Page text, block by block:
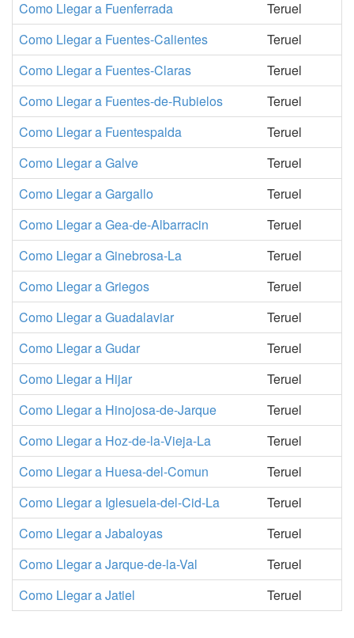
Como Llegar a Fuenferrada
Teruel
Como Llegar a Fuentes-Calientes
Teruel
Como Llegar a Fuentes-Claras
Teruel
Como Llegar a Fuentes-de-Rubielos
Teruel
Como Llegar a Fuentespalda
Teruel
Como Llegar a Galve
Teruel
Como Llegar a Gargallo
Teruel
Como Llegar a Gea-de-Albarracin
Teruel
Como Llegar a Ginebrosa-La
Teruel
Como Llegar a Griegos
Teruel
Como Llegar a Guadalaviar
Teruel
Como Llegar a Gudar
Teruel
Como Llegar a Hijar
Teruel
Como Llegar a Hinojosa-de-Jarque
Teruel
Como Llegar a Hoz-de-la-Vieja-La
Teruel
Como Llegar a Huesa-del-Comun
Teruel
Como Llegar a Iglesuela-del-Cid-La
Teruel
Como Llegar a Jabaloyas
Teruel
Como Llegar a Jarque-de-la-Val
Teruel
Como Llegar a Jatiel
Teruel